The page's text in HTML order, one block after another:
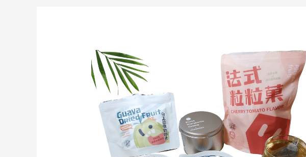
波
萌
農
場